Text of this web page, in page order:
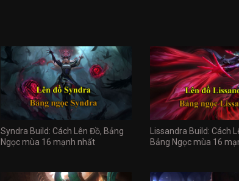
Syndra Build: Cách Lên Đồ, Bảng
Ngọc mùa 16 mạnh nhất
Lissandra Build: Cách
Bảng Ngọc mùa 16